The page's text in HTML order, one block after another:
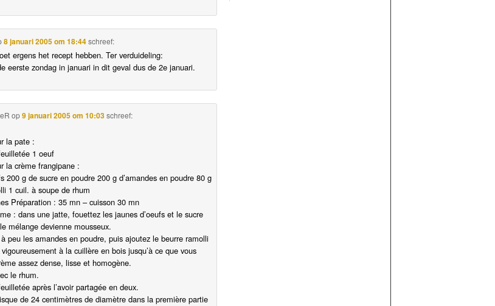
8 januari 2005 om 18:44schreef:
ergens het recept hebben. Ter verduideling:
eerste zondag in januari in dit geval dus de 2e januari.
op9 januari 2005 om 10:03schreef:
la pate :
1 oeuf
la crème frangipane :
200 g de sucre en poudre 200 g d’amandes en poudre 80 g
1 cuil. à soupe de rhum
Préparation : 35 mn – cuisson 30 mn
: dans une jatte, fouettez les jaunes d’oeufs et le sucre
mélange devienne mousseux.
peu les amandes en poudre, puis ajoutez le beurre ramolli
à la cuillère en bois jusqu’à ce que vous
assez dense, lisse et homogène.
le rhum.
après l’avoir partagée en deux.
de 24 centimètres de diamètre dans la première partie